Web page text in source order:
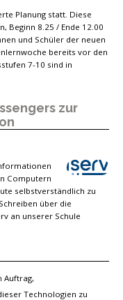
Planung statt. Diese
Beginn 8.25 / Ende 12.00
und Schüler der neuen
bereits vor den
7-10 sind in
zur
Computern
selbstverständlich zu
über die
an unserer Schule
Auftrag,
Technologien zu